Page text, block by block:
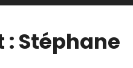
Stéphane